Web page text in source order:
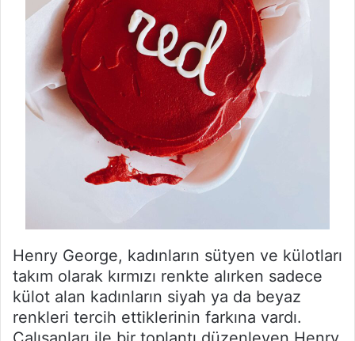
Henry George, kadınların sütyen ve külotları
takım olarak kırmızı renkte alırken sadece
külot alan kadınların siyah ya da beyaz
renkleri tercih ettiklerinin farkına vardı.